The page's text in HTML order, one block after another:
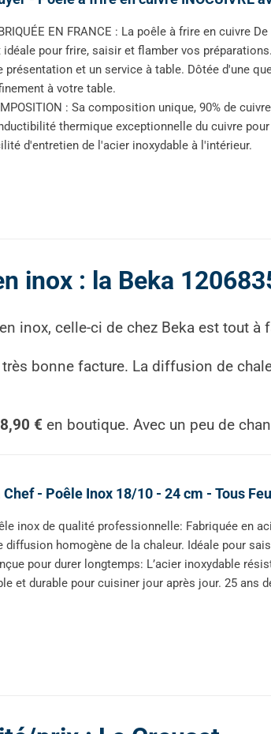
EN FRANCE : La poêle à frire en cuivre
idéale pour frire, saisir et flamber vos
présentation et un service à table. Dôtée d'une
à votre table.
: Sa composition unique, 90% de
thermique exceptionnelle du cuivre
d'entretien de l'acier inoxydable à l'intérieur.
inox : la Beka
inox, celle-ci de chez Beka est tout à
bonne facture. La diffusion de
€ en boutique. Avec un peu de
Chef - Poêle Inox 18/10 - 24 cm - Tous
inox de qualité professionnelle: Fabriquée en
diffusion homogène de la chaleur. Idéale pour
pour durer longtemps: L’acier inoxydable
et durable pour cuisiner jour après jour. 25 ans